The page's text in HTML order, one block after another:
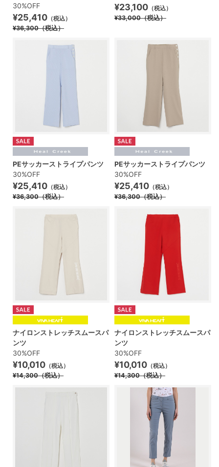
30%OFF
¥25,410 （税込）
¥36,300（税込）
¥23,100 （税込）
¥33,000（税込）
PEサッカーストライプパンツ
30%OFF
¥25,410 （税込）
¥36,300（税込）
PEサッカーストライプパンツ
30%OFF
¥25,410 （税込）
¥36,300（税込）
ナイロンストレッチスムースパ
ンツ
30%OFF
¥10,010 （税込）
¥14,300（税込）
ナイロンストレッチスムースパ
ンツ
30%OFF
¥10,010 （税込）
¥14,300（税込）